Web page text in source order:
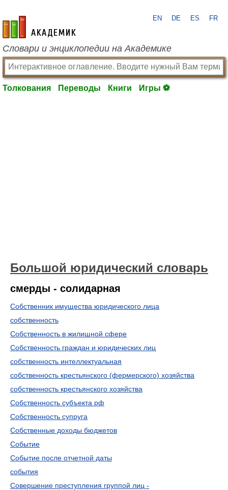
academic.ru
EN DE ES FR
Словари и энциклопедии на Академике
Толкования Переводы Книги Игры ⚽
Большой юридический словарь
смерды - солидарная
Собственник имущества юридического лица
собственность
Собственность в жилищной сфере
Собственность граждан и юридических лиц
собственность интеллектуальная
собственность крестьянского (фермерского) хозяйства
собственность крестьянского хозяйства
Собственность субъекта рф
Собственность супруга
Собственные доходы бюджетов
Событие
Событие после отчетной даты
события
Совершение преступления группой лиц -